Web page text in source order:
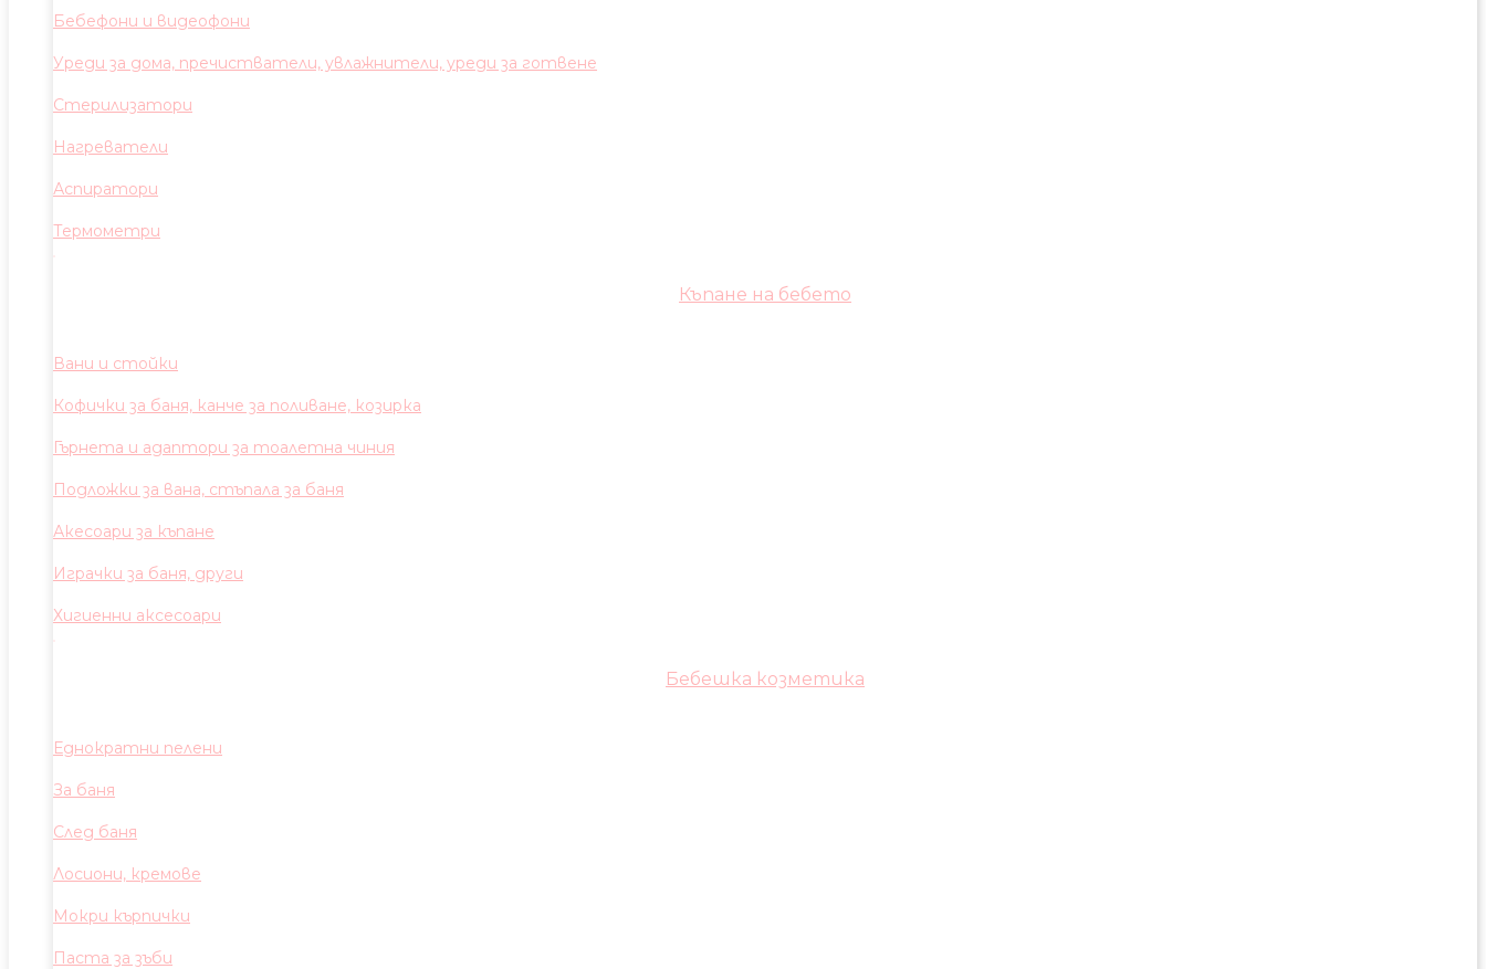
Бебефони и видеофони
Уреди за дома, пречистватели, увлажнители, уреди за готвене
Стерилизатори
Нагреватели
Аспиратори
Термометри
Къпане на бебето
Вани и стойки
Кофички за баня, канче за поливане, козирка
Гърнета и адаптори за тоалетна чиния
Подложки за вана, стъпала за баня
Акесоари за къпане
Играчки за баня, други
Хигиенни аксесоари
Бебешка козметика
Еднократни пелени
За баня
След баня
Лосиони, кремове
Мокри кърпички
Паста за зъби